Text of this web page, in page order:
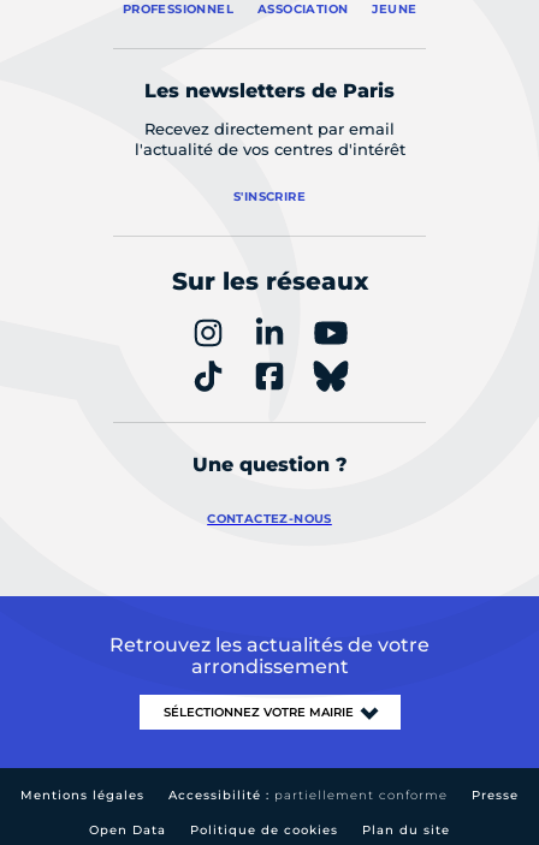
PROFESSIONNEL ASSOCIATION JEUNE
Les newsletters de Paris
Recevez directement par email
l'actualité de vos centres d'intérêt
S'INSCRIRE
Sur les réseaux
Une question ?
CONTACTEZ-NOUS
Retrouvez les actualités de votre
arrondissement
Mentions légales Accessibilité : partiellement conforme Presse
Open Data Politique de cookies Plan du site